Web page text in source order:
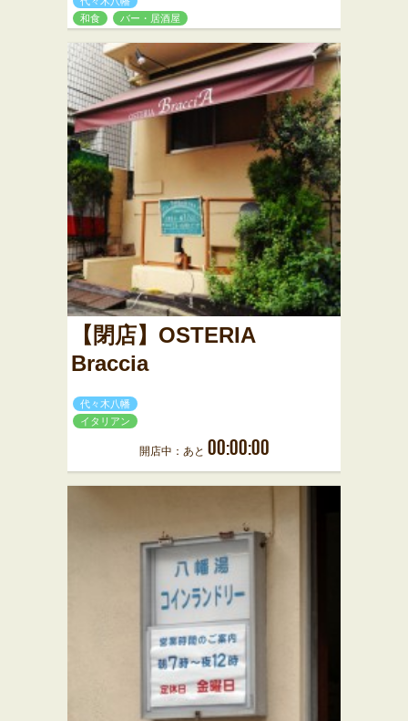
和食
バー・居酒屋
【閉店】OSTERIA
Braccia
代々木八幡
イタリアン
開店中：あと 00:00:00